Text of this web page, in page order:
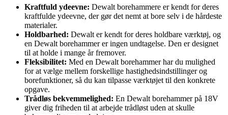
Kraftfuld ydeevne: Dewalt borehammere er kendt for deres
kraftfulde ydeevne, der gør det nemt at bore selv i de hårdeste
materialer.
Holdbarhed: Dewalt er kendt for deres holdbare værktøj, og
en Dewalt borehammer er ingen undtagelse. Den er designet
til at holde i mange år fremover.
Fleksibilitet: Med en Dewalt borehammer har du mulighed
for at vælge mellem forskellige hastighedsindstillinger og
borefunktioner, så du kan tilpasse værktøjet til den konkrete
opgave.
Trådløs bekvemmelighed: En Dewalt borehammer på 18V
giver dig friheden til at arbejde trådløst uden at skulle